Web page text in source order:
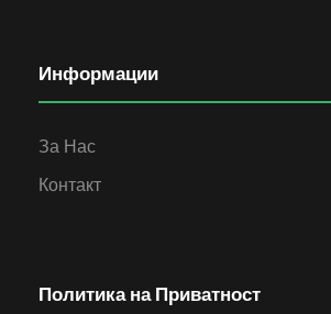
Информации
За Нас
Контакт
Политика на Приватност